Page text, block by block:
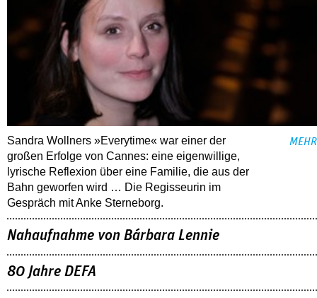
Sandra Wollners »Everytime« war einer der
großen Erfolge von Cannes: eine eigenwillige,
lyrische Reflexion über eine ­Familie, die aus der
Bahn geworfen wird … Die Regisseurin im
Gespräch mit Anke Sterneborg.
MEHR
Nahaufnahme von Bárbara Lennie
80 Jahre DEFA